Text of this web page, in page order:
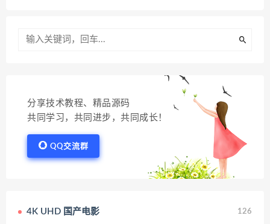
分享技术教程、精品源码
共同学习，共同进步，共同成长！
QQ交流群
4K UHD 国产电影 126